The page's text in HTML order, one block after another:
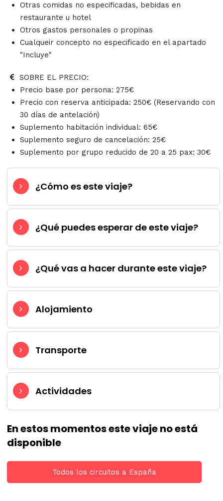
Otras comidas no especificadas, bebidas en
restaurante u hotel
Otros gastos personales o propinas
Cualqueir concepto no especificado en el apartado
"Incluye"
SOBRE EL PRECIO:
Precio base por persona: 275€
Precio con reserva anticipada: 250€ (Reservando con
30 días de antelación)
Suplemento habitación individual: 65€
Suplemento seguro de cancelación: 25€
Suplemento por grupo reducido de 20 a 25 pax: 30€
¿Cómo es este viaje?
¿Qué puedes esperar de este viaje?
¿Qué vas a hacer durante este viaje?
Alojamiento
Transporte
Actividades
En estos momentos este viaje no está
disponible
Todos los circuitos a España